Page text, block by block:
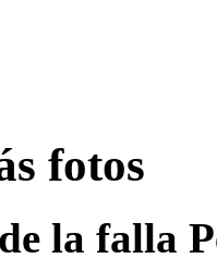
fotos
la falla